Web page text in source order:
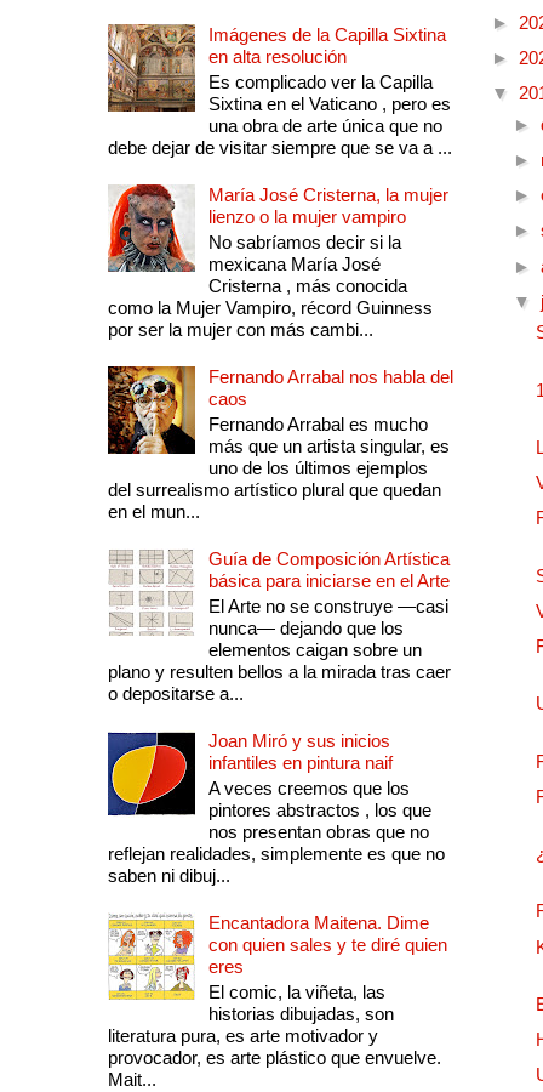
Imágenes de la Capilla Sixtina
en alta resolución
Es complicado ver la Capilla
Sixtina en el Vaticano , pero es
una obra de arte única que no
debe dejar de visitar siempre que se va a ...
María José Cristerna, la mujer
lienzo o la mujer vampiro
No sabríamos decir si la
mexicana María José
Cristerna , más conocida
como la Mujer Vampiro, récord Guinness
por ser la mujer con más cambi...
Fernando Arrabal nos habla del
caos
Fernando Arrabal es mucho
más que un artista singular, es
uno de los últimos ejemplos
del surrealismo artístico plural que quedan
en el mun...
Guía de Composición Artística
básica para iniciarse en el Arte
El Arte no se construye —casi
nunca— dejando que los
elementos caigan sobre un
plano y resulten bellos a la mirada tras caer
o depositarse a...
Joan Miró y sus inicios
infantiles en pintura naif
A veces creemos que los
pintores abstractos , los que
nos presentan obras que no
reflejan realidades, simplemente es que no
saben ni dibuj...
Encantadora Maitena. Dime
con quien sales y te diré quien
eres
El comic, la viñeta, las
historias dibujadas, son
literatura pura, es arte motivador y
provocador, es arte plástico que envuelve.
Mait...
►
►
▼
►
►
►
►
►
▼